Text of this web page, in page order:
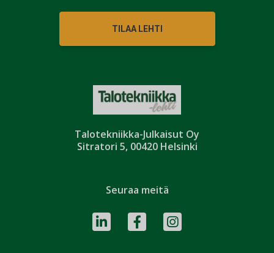
Talotekniikka-Julkaisut Oy
Sitratori 5, 00420 Helsinki
TILAA LEHTI
Seuraa meitä